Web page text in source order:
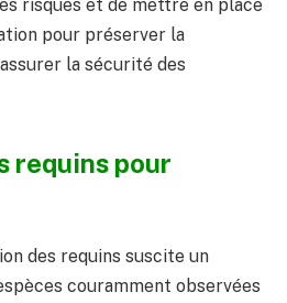
risques et de mettre en place
pour préserver la
la sécurité des
requins pour
des requins suscite un
couramment observées